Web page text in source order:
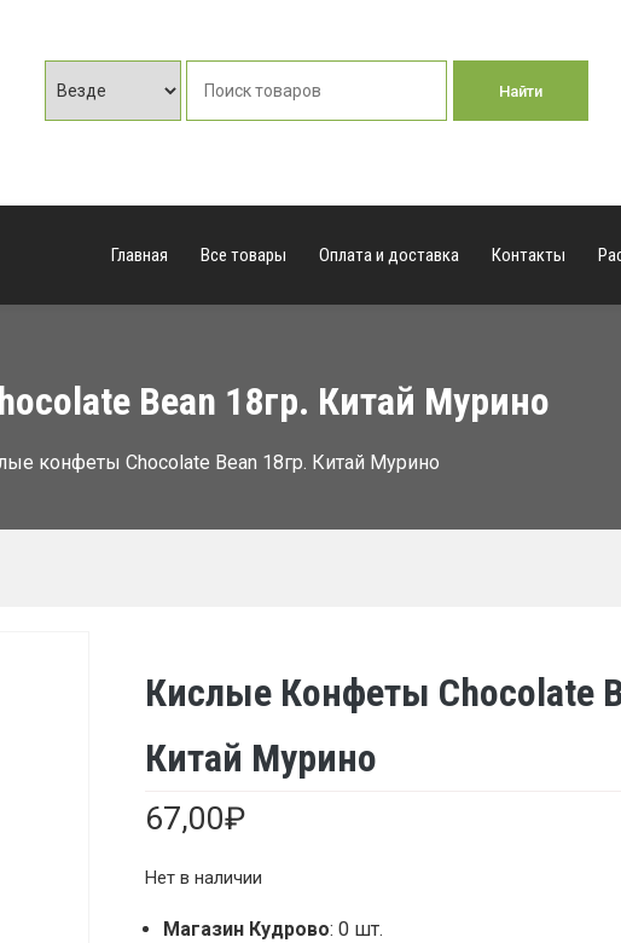
Найти
Главная Все товары Оплата и доставка Контакты
Bean 18гр. Китай Мурино
конфеты Chocolate Bean 18гр. Китай Мурино
Кислые Конфеты Chocolate
Китай Мурино
67,00₽
Нет в наличии
Магазин Кудрово: 0 шт.